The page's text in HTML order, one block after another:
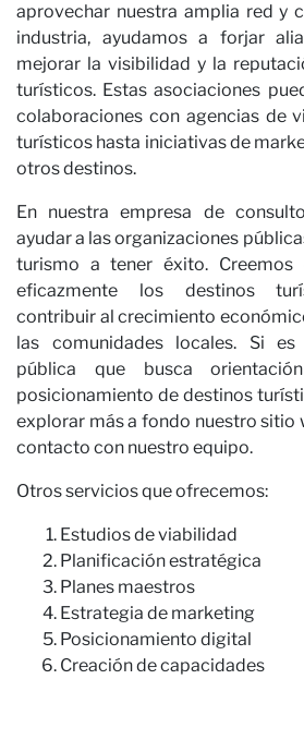
aprovechar nuestra amplia red y
industria, ayudamos a forjar
mejorar la visibilidad y la
turísticos. Estas asociaciones
colaboraciones con agencias de
turísticos hasta iniciativas de
otros destinos.
En nuestra empresa de
ayudar a las organizaciones
turismo a tener éxito. Creemos
eficazmente los destinos
contribuir al crecimiento
las comunidades locales. Si es
pública que busca
posicionamiento de destinos
explorar más a fondo nuestro sitio
contacto con nuestro equipo.
Otros servicios que ofrecemos:
Estudios de viabilidad
Planificación estratégica
Planes maestros
Estrategia de marketing
Posicionamiento digital
Creación de capacidades